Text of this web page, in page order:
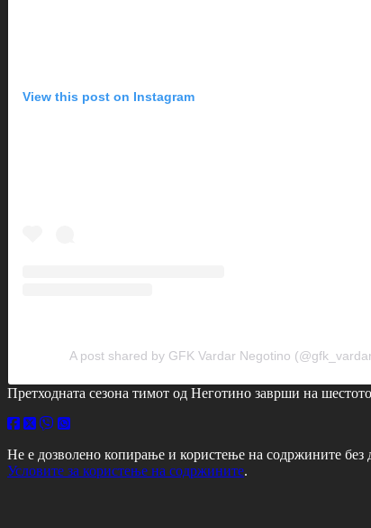
View this post on Instagram
A post shared by GFK Vardar Negotino
Претходната сезона тимот од Неготино заврши на
Не е дозволено копирање и користење на содржините без
Условите за користење на содржините.